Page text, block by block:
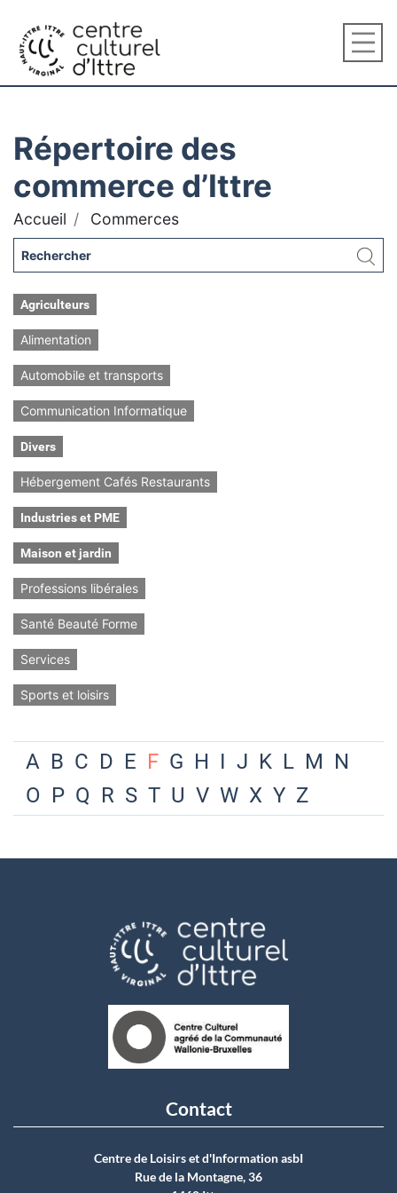
Répertoire des
commerce d’Ittre
Accueil Commerces
Agriculteurs
Alimentation
Automobile et transports
Communication Informatique
Divers
Hébergement Cafés Restaurants
Industries et PME
Maison et jardin
Professions libérales
Santé Beauté Forme
Services
Sports et loisirs
A B C D E F G H I J K L M N
O P Q R S T U V W X Y Z
Contact
Centre de Loisirs et d'Information asbI
Rue de la Montagne, 36